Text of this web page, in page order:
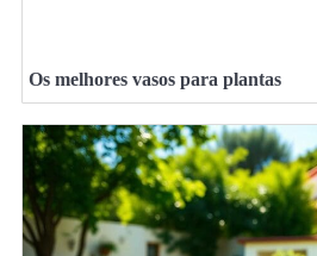
Os melhores vasos para plantas